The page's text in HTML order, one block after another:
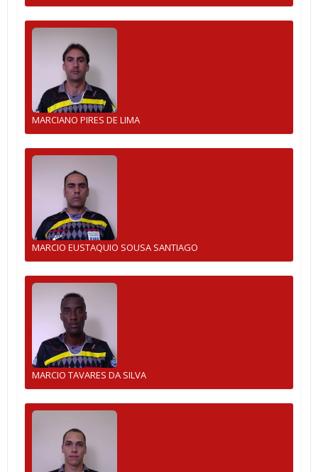
MARCIANO PIRES DE LIMA
MARCIO EUSTAQUIO SOUSA SANTIAGO
MARCIO TAVARES DA SILVA